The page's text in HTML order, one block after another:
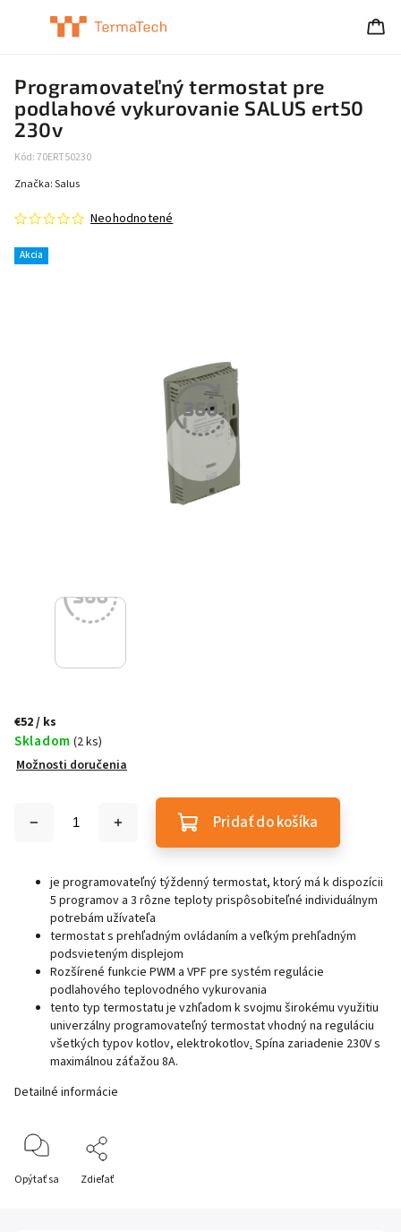
Programovateľný termostat pre
podlahové vykurovanie SALUS ert50
230v
Kód:70ERT50230
Akcia
Neohodnotené
Značka:Salus
€52/ ks
Skladom (2 ks)
Možnosti doručenia
Pridať do košíka
je programovateľný týždenný termostat, ktorý má k dispozícii
5 programov a 3 rôzne teploty prispôsobiteľné individuálnym
potrebám užívateľa
termostat s prehľadným ovládaním a veľkým prehľadným
podsvieteným displejom
Rozšírené funkcie PWM a VPF pre systém regulácie
podlahového teplovodného vykurovania
tento typ termostatu je vzhľadom k svojmu širokému využitiu
univerzálny programovateľný termostat vhodný na reguláciu
všetkých typov kotlov, elektrokotlov.Spína zariadenie 230V s
maximálnou záťažou 8A.
Detailné informácie
Opýtať sa Zdieľať